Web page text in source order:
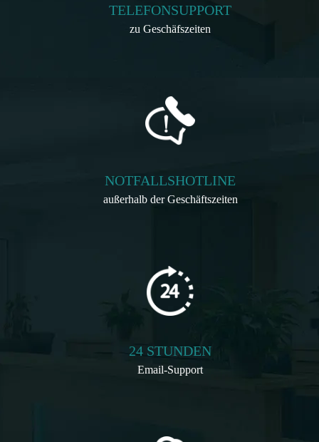
TELEFONSUPPORT
zu Geschäfszeiten
NOTFALLSHOTLINE
außerhalb der Geschäftszeiten
24 STUNDEN
Email-Support